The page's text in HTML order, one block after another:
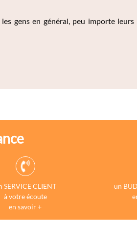
gens en général, peu importe leurs
SERVICE CLIENT
à votre écoute
en savoir +
un